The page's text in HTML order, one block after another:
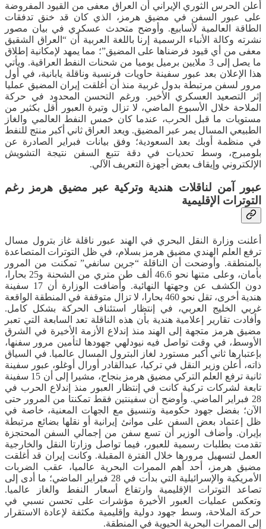
أعلن الحرس الثوري الإيراني أن العراق معفى من القيود المفروضة
على عبور السفن في مضيق هرمز، الذي كان قد خنق تدفقات
الطاقة العالمية لأسابيع. وأوضح متحدث عسكري في بيان مصور
نشرته وكالة الأنباء الرسمية إرنا باللغة العربية أن “العراق الشقيق
معفى من أي قيود فرضناها على المضيق”؛ مما يمهد لإمكانية إطلاق
ما يصل إلى 3 ملايين برميل يوميا من شحنات النفط العراقية. ويأتي
هذا الإعلان بعد عبور سفينة حاويات فرنسية وناقلة يابانية، في أول
مرور لسفن مرتبطة بدول غربية منذ أن أغلقت إيران المضيق عمليا
إثر التصعيد العسكري الأخير. ورغم التحسن المحدود في حركة
الملاحة خلال الأسبوع الماضي، لا تزال وتيرة العبور أقل بكثير من
مستويات ما قبل الحرب، عندما كان خمس النفط العالمي والغاز
الطبيعي المسال يمر عبر المضيق. ويعد العراق ثاني أكبر منتج للنفط
في منظمة أوبك بعد السعودية؛ وفق بيانات فبراير الصادرة عن
بلومبرج، وسط تحديات في دقة تتبع السفن نتيجة التشويش
الإلكتروني وإيقاف بعض أجهزة التعريف الآلي.
عبور آمن لناقلات هندية وتركية عبر مضيق هرمز رغم
التوترات الإقليمية
أعلنت وزارة النقل البحري في الهند عبور ناقلة غاز بترول مسال
ترفع العلم الهندي مضيق هرمز بسلام، في ظل التوترات المتصاعدة
بالمنطقة. وأوضحت أن الناقلة “جرين سانفي” تمكنت من المرور
بأمان، وعلى متنها نحو 46.6 ألف طن متري من الشحنة و25 بحارا،
دون الكشف عن وجهتها النهائية. وأضافت الوزارة أن 17 سفينة
هندية أخرى، تقل نحو 460 بحارا، لا تزال متوقفة في المنطقة الواقعة
غربي الخليج العربي، في إنتظار استئناف الحركة بشكل كامل.
وأفادت تقارير إعلامية هندية بأن هذه الناقلة تعد السابعة التي تعبر
مضيق هرمز متجهة إلى الهند منذ إندلاع الأزمة الأخيرة في الشرق
الأوسط، في وقت تواصل فيه نيودلهي جهودها لتأمين مرور سفنها،
بإعتبارها ثاني أكبر مستورد لغاز البترول المسال عالميا. في السياق
ذاته، أعلن وزير النقل في تركيا، عبدالقادر أورال أوغلو، عبور سفينة
ثانية ترفع العلم التركي مضيق هرمز بنجاح، مشيرا إلى أن 15 سفينة
تابعة لشركات تركية كانت في إنتظار العبور منذ إندلاع الحرب في
28 فبراير الماضي. وأوضح أن سفينتين فقط تمكنتا من المرور حتى
الآن؛ بفضل جهود حكومية وتنسيق مع الجهات المعنية، خاصة في
ظل إعتماد بعض السفن على موانئ إيرانية أو نقلها بضائع مرتبطة
بإيران. وأضاف الوزير أن تسع سفن من إجمالي السفن المحتجزة
تقدمت بطلبات رسمية للعبور، فيما تواصل وزارتا النقل والخارجية
العمل لتسهيل مرورها خلال الفترة المقبلة. وكانت إيران قد أغلقت
مضيق هرمز، أحد أهم الممرات البحرية عالميا، عقب الضربات
الأمريكية والإسرائيلية التي بدأت في 28 فبراير الماضي؛ ما أدى إلى
تصاعد التوترات الإقليمية وارتفاع أسعار النفط والغاز عالميا.
وتعكس عمليات العبور الأخيرة مؤشرات على تحسن نسبي في
حركة الملاحة، وسط جهود دولية وإقليمية مكثفة لإعادة الاستقرار
إلى الممرات البحرية الحيوية في المنطقة.